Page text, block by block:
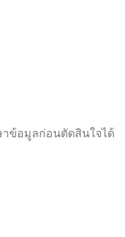
ข้อมูลก่อนตัดสินใจได้